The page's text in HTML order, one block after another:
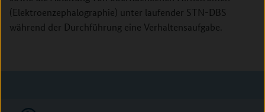
(Elektroenzephalographie) unter laufender STN-DBS
während der Durchführung eine Verhaltensaufgabe.